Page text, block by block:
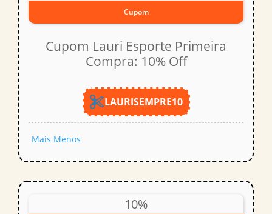
Cupom
Cupom Lauri Esporte Primeira
Compra: 10% Off
LAURISEMPRE10
Mais Menos
10%